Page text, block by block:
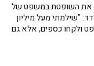
את השופטת במשפט של
"שילמתי מעל מיליון
ולקחו כספים, אלא גם